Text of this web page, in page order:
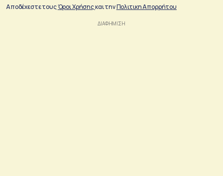
Αποδέχεστε τουςΌροι Χρήσηςκαι τηνΠολιτικη Απορρήτου